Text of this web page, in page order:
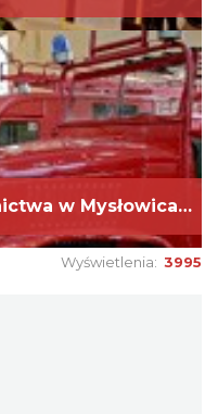
Centralne Muzeum Pożarnictwa w Mysłowicach
Wyświetlenia: 3995